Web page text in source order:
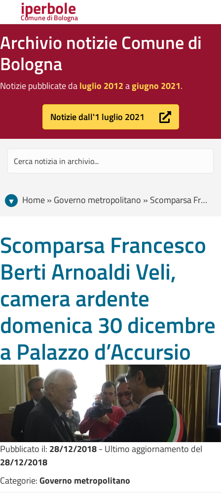
iperbole
Comune di Bologna
Archivio notizie Comune di
Bologna
Notizie pubblicate daluglio 2012agiugno 2021.
Notizie dall'1 luglio 2021
Home » Governo metropolitano » Scomparsa Francesco Berti Arnoaldi Veli, camera ardente domenica 30 dicembre a Palazzo d’Accursio
Scomparsa Francesco
Berti Arnoaldi Veli,
camera ardente
domenica 30 dicembre
a Palazzo d’Accursio
Pubblicato il: 28/12/2018- Ultimo aggiornamento del
28/12/2018
Categorie:Governo metropolitano